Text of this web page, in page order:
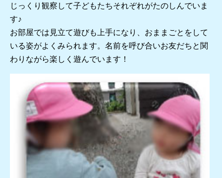
じっくり観察して子どもたちそれぞれがたのしんでいま
す♪
お部屋では見立て遊びも上手になり、おままごとをして
いる姿がよくみられます。名前を呼び合いお友だちと関
わりながら楽しく遊んでいます！